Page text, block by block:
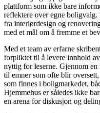
plattform som ikke bare
reflektere over egne
fra interiørdesign og
med et mål om å fremme et
Med et team av erfarne
forpliktet til å levere innhold
nyttig for leserne. Gjennom
til emner som ofte blir
som finnes i boligmarkedet,
Hjemmehus er således ikke
en arena for diskusjon og